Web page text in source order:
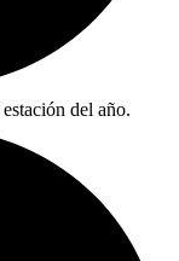
del año.